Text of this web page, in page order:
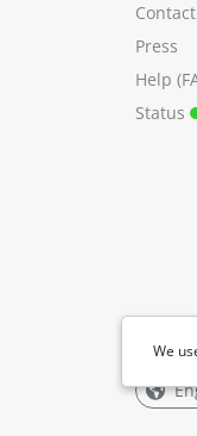
We
Press
Help
Status